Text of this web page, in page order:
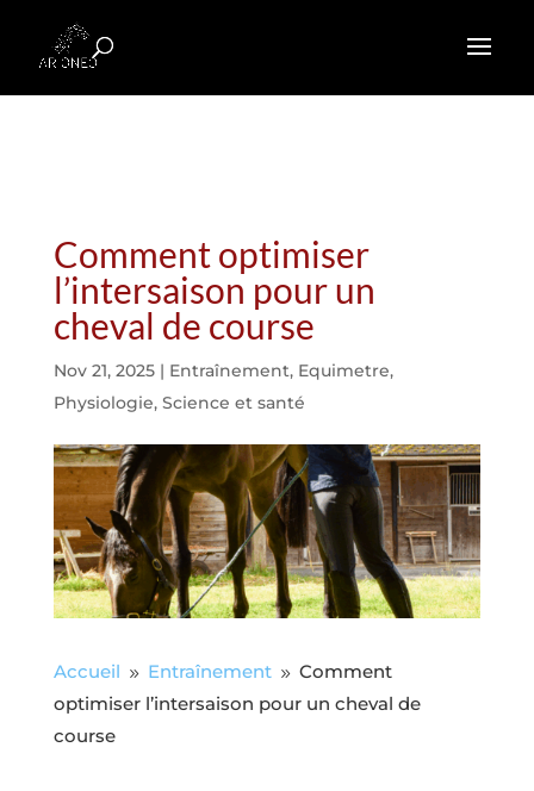
Comment optimiser
l’intersaison pour un
cheval de course
Nov 21, 2025| Entraînement, Equimetre,
Physiologie, Science et santé
Accueil 9 Entraînement 9 Comment
optimiser l’intersaison pour un cheval de
course